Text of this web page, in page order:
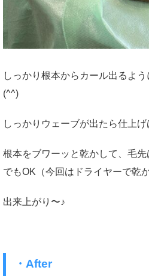
しっかり根本からカール出るよ
(^^)
しっかりウェーブが出たら仕上
根本をブワーッと乾かして、毛
でもOK（今回はドライヤーで乾
出来上がり〜♪
・After